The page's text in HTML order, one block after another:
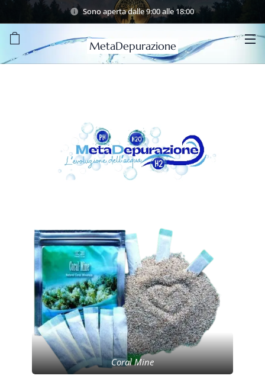
Sono aperta dalle 9:00 alle 18:00
MetaDepurazione
Coral Mine